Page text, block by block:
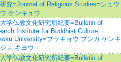
究=Journal of Religious Studies=シュウ
ケンキュウ
学仏教文化研究所紀要=Bulletin of
Institute for Buddhist Culture,
University=ブッキョウ ブンカ ケンキ
ョ キヨウ
学仏教文化研究所紀要=Bulletin of